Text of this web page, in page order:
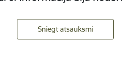
Sniegt atsauksmi